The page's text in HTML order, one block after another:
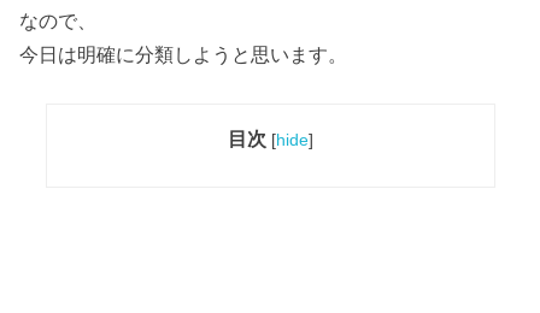
なので、
今日は明確に分類しようと思います。
目次 [hide]